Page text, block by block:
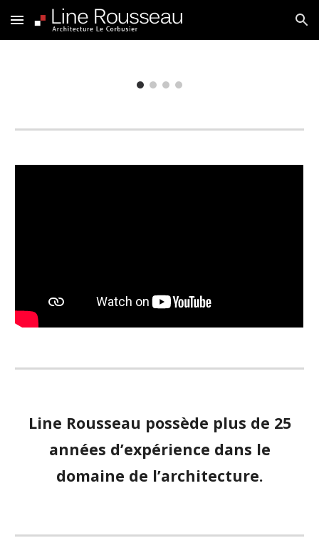
Skip to main content Skip to navigation
Line Rousseau possède plus de 25
années d’expérience dans le
domaine de l’architecture.